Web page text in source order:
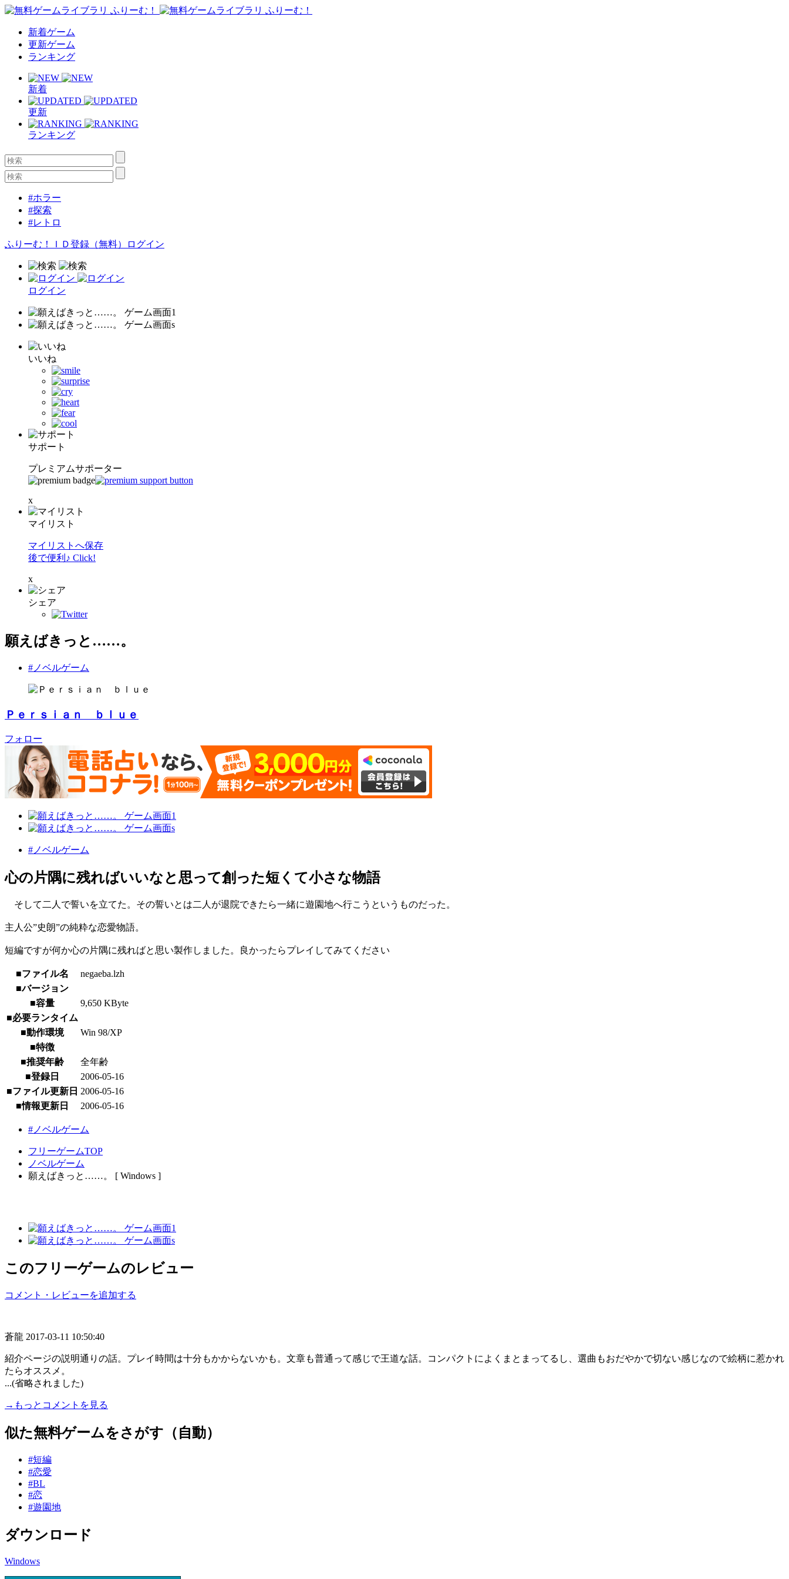
新着ゲーム
更新ゲーム
ランキング
新着
更新
ランキング
#ホラー
#探索
#レトロ
ふりーむ！ＩＤ登録（無料） ログイン
ログイン
いいね
サポート
プレミアムサポーター
x
マイリスト
マイリストへ保存
後で便利♪ Click!
x
シェア
願えばきっと……。
#ノベルゲーム
Ｐｅｒｓｉａｎ ｂｌｕｅ
フォロー
#ノベルゲーム
心の片隅に残ればいいなと思って創った短くて小さな物語
そして二人で誓いを立てた。その誓いとは二人が退院できたら一緒に遊園地へ行こうというものだった。
主人公”史朗”の純粋な恋愛物語。
短編ですが何か心の片隅に残ればと思い製作しました。良かったらプレイしてみてください
■ファイル名
negaeba.lzh
■バージョン
■容量
9,650 KByte
■必要ランタイム
■動作環境
Win 98/XP
■特徴
■推奨年齢
全年齢
■登録日
2006-05-16
■ファイル更新日 2006-05-16
■情報更新日
2006-05-16
#ノベルゲーム
フリーゲームTOP
ノベルゲーム
願えばきっと……。 [ Windows ]
このフリーゲームのレビュー
コメント・レビューを追加する
蒼龍 2017-03-11 10:50:40
紹介ページの説明通りの話。プレイ時間は十分もかからないかも。文章も普通って感じで王道な話。コンパクトによくまとまってるし、選曲もおだやかで切ない感じなので絵柄に惹かれ
たらオススメ。
...(省略されました)
→もっとコメントを見る
似た無料ゲームをさがす（自動）
#短編
#恋愛
#BL
#恋
#遊園地
ダウンロード
Windows